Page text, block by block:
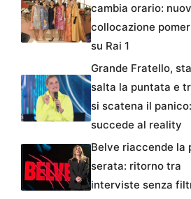
cambia orario:
collocazione
su Rai 1
Grande Fratello,
salta la puntata e
si scatena il
succede al reality
Belve riaccende la
serata: ritorno tra
interviste senza